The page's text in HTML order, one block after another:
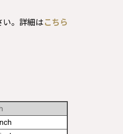
い。詳細は こちら